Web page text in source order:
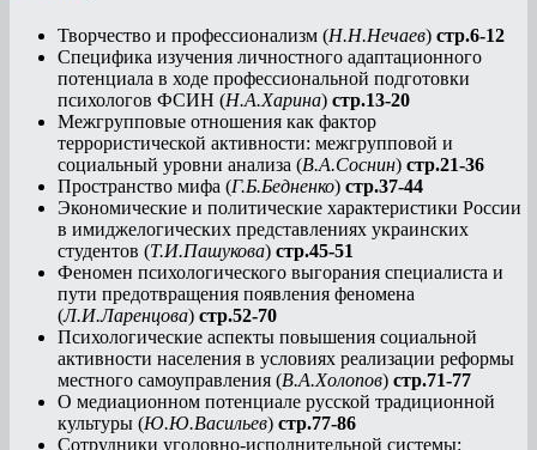
Творчество и профессионализм (Н.Н.Нечаев) стр.6-12
Специфика изучения личностного адаптационного
потенциала в ходе профессиональной подготовки
психологов ФСИН (Н.А.Харина) стр.13-20
Межгрупповые отношения как фактор
террористической активности: межгрупповой и
социальный уровни анализа (В.А.Соснин) стр.21-36
Пространство мифа (Г.Б.Бедненко) стр.37-44
Экономические и политические характеристики России
в имиджелогических представлениях украинских
студентов (Т.И.Пашукова) стр.45-51
Феномен психологического выгорания специалиста и
пути предотвращения появления феномена
(Л.И.Ларенцова) стр.52-70
Психологические аспекты повышения социальной
активности населения в условиях реализации реформы
местного самоуправления (В.А.Холопов) стр.71-77
О медиационном потенциале русской традиционной
культуры (Ю.Ю.Васильев) стр.77-86
Сотрудники уголовно-исполнительной системы: